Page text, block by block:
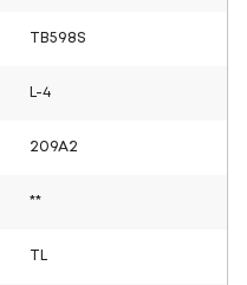
TB598S
L-4
209A2
**